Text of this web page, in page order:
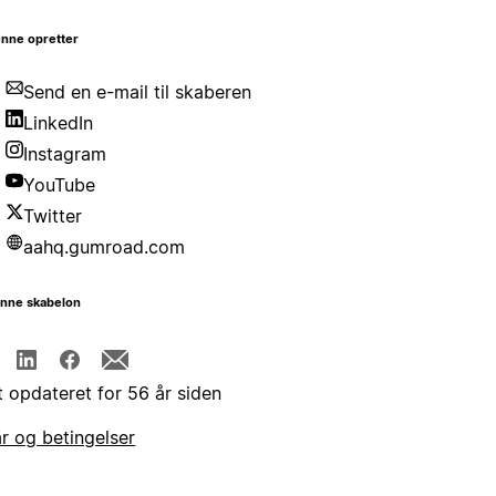
opretter
Send en e-mail til skaberen
LinkedIn
Instagram
YouTube
Twitter
aahq.gumroad.com
skabelon
opdateret for 56 år siden
og betingelser